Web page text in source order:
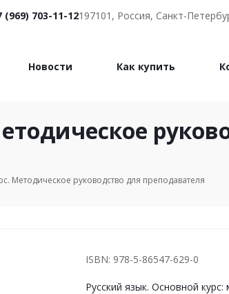
(969) 703-11-12197101, Россия, Санкт-
Новости Как купить
Методическое руководство для преподавателя
ISBN: 978-5-86547-629-0
Русский язык. Основной